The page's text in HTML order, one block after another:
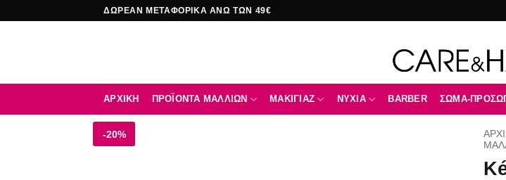
ΔΩΡΕΑΝ ΜΕΤΑΦΟΡΙΚΑ ΑΝΩ ΤΩΝ 49€
ΑΡΧΙΚΉ ΠΡΟΪΟΝΤΑ ΜΑΛΛΙΩΝ ΜΑΚΙΓΙΑΖ NYXIA BARBER ΣΩΜΑ-
-20%